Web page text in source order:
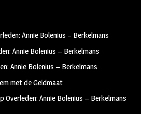
Annie Bolenius – Berkelmans
Annie Bolenius – Berkelmans
Annie Bolenius – Berkelmans
met de Geldmaat
Overleden: Annie Bolenius – Berkelmans